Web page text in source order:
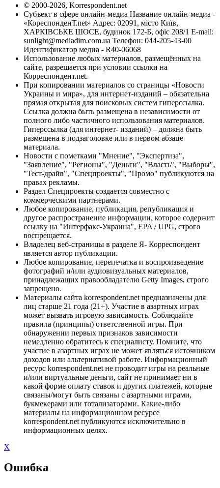
© 2000-2026, Korrespondent.net
Субъект в сфере онлайн-медиа Название онлайн-медиа -
«КореспонденТ.net» Адрес: 02091, місто Київ,
ХАРКІВСЬКЕ ШОСЕ, будинок 172-Б, офіс 208/1 E-mail:
sunlight@mediadim.com.ua Телефон: 044-205-43-00
Идентификатор медиа - R40-06068
Использование любых материалов, размещённых на
сайте, разрешается при условии ссылки на
Корреспондент.net.
При копировании материалов со страницы «Новости
Украины и мира», для интернет-изданий – обязательна
прямая открытая для поисковых систем гиперссылка.
Ссылка должна быть размещена в независимости от
полного либо частичного использования материалов.
Гиперссылка (для интернет- изданий) – должна быть
размещена в подзаголовке или в первом абзаце
материала.
Новости с пометками "Мнение", "Экспертиза",
"Заявление", "Регионы", "Деньги", "Власть", "Выборы",
"Тест-драйв", "Спецпроекты", "Промо" публикуются на
правах рекламы.
Раздел Спецпроекты создается совместно с
коммерческими партнерами.
Любое копирование, публикация, републикация и
другое распространение информации, которое содержит
ссылку на "Интерфакс-Украина", EPA / UPG, строго
воспрещается.
Владелец веб-страницы в разделе Я- Корреспондент
является автор публикации.
Любое копирование, перепечатка и воспроизведение
фотографий и/или аудиовизуальных материалов,
принадлежащих правообладателю Getty Images, строго
запрещено.
Материалы сайта korrespondent.net предназначены для
лиц старше 21 года (21+). Участие в азартных играх
может вызвать игровую зависимость. Соблюдайте
правила (принципы) ответственной игры. При
обнаружении первых признаков зависимости
немедленно обратитесь к специалисту. Помните, что
участие в азартных играх не может являться источником
доходов или альтернативой работе. Информационный
ресурс korrespondent.net не проводит игры на реальные
и/или виртуальные деньги, сайт не принимает ни в
какой форме оплату ставок и других платежей, которые
связаны/могут быть связаны с азартными играми,
букмекерами или тотализаторами. Какие-либо
материалы на информационном ресурсе
korrespondent.net публикуются исключительно в
информационных целях.
X
Ошибка